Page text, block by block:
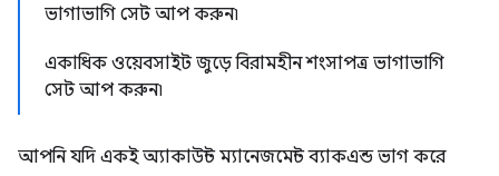
ভাগাভাগি সেট আপ করুন৷
একাধিক ওয়েবসাইট জুড়ে বিরামহীন শংসাপত্র ভাগাভাগি
সেট আপ করুন৷
আপনি যদি একই অ্যাকাউন্ট ম্যানেজমেন্ট ব্যাকএন্ড ভাগ করে